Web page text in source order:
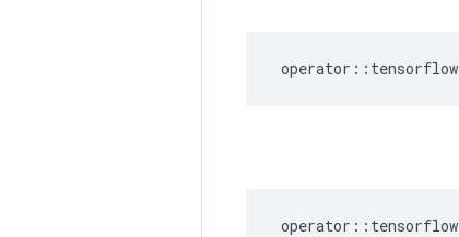
operator :: tensorflow
operator :: tensorflow